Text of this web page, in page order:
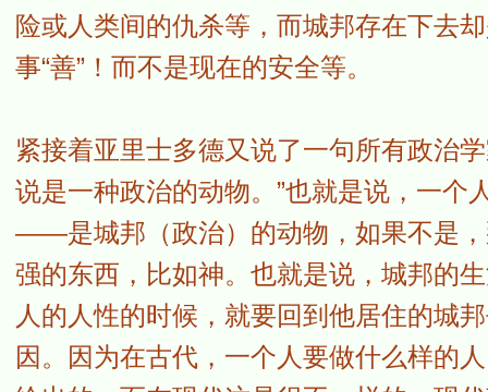
险或人类间的仇杀等，而城邦存在下去
事“善”！而不是现在的安全等。
紧接着亚里士多德又说了一句所有政治
说是一种政治的动物。”也就是说，一
——是城邦（政治）的动物，如果不是
强的东西，比如神。也就是说，城邦的
人的人性的时候，就要回到他居住的城
因。因为在古代，一个人要做什么样的